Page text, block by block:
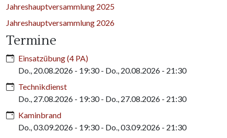
Jahreshauptversammlung 2025
Jahreshauptversammlung 2026
Termine
Einsatzübung (4 PA)
Do., 20.08.2026 - 19:30- Do., 20.08.2026 - 21:30
Technikdienst
Do., 27.08.2026 - 19:30- Do., 27.08.2026 - 21:30
Kaminbrand
Do., 03.09.2026 - 19:30- Do., 03.09.2026 - 21:30